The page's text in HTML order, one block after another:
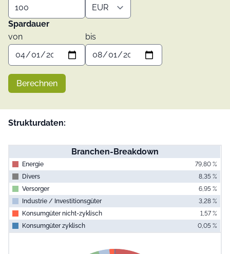
Spardauer
von
bis
Berechnen
Strukturdaten:
Branchen-Breakdown
Energie
79,80 %
Divers
8,35 %
Versorger
6,95 %
Industrie / Investitionsgüter
3,28 %
Konsumgüter nicht-zyklisch
1,57 %
Konsumgüter zyklisch
0,05 %